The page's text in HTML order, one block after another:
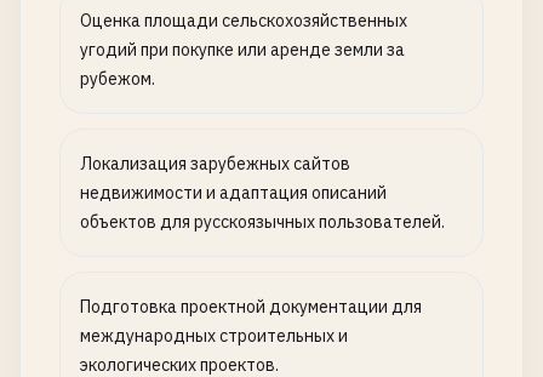
Оценка площади сельскохозяйственных
угодий при покупке или аренде земли за
рубежом.
Локализация зарубежных сайтов
недвижимости и адаптация описаний
объектов для русскоязычных пользователей.
Подготовка проектной документации для
международных строительных и
экологических проектов.